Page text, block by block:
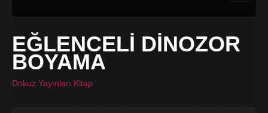
Kurumsal
Kitaplar
EĞLENCELİ DİNOZOR
BOYAMA
Dokuz Yayınları Kitap